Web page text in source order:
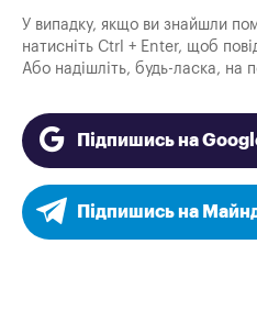
У випадку, якщо ви знайшли
натисніть Ctrl + Enter, щоб
Або надішліть, будь-ласка, на
Підпишись на
Підпишись на